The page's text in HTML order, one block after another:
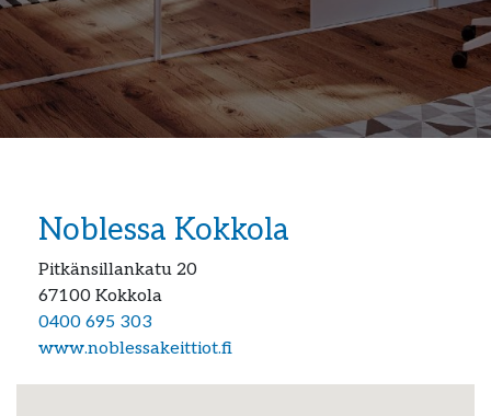
Noblessa Kokkola
Pitkänsillankatu 20
67100 Kokkola
0400 695 303
www.noblessakeittiot.fi